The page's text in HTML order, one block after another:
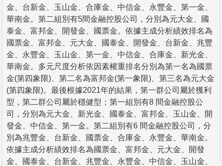
金、台新金、玉山金、合庫金、中信金、永豐金、第一金、
華南金。第二組別有5間金融控股公司，分別為元大金、國
泰金、富邦金、開發金、國票金。依據主成分析績效排名為
國票金、富邦金、元大金、國泰金、開發金、台新金、兆豐
金、永豐金、玉山金、第一金、中信金、合庫金、新光金、
華南金。多元尺度分析依因素權重排名分別為第一名為國票
金(第四象限)、第二名為富邦金(第一象限)、第三名為元大金
(第四象限)。最後根據2021年的結果，第一群公司屬於獲利
型，第二群公司屬於穩健型；第⼀組別有8 間金融控股公
司，分別為元大金、新光金、國泰金、富邦金、玉山金、開
發金、中信金、第一金。第二組別有6 間金融控股公司，分
別為兆豐金、台新金、國票金、合庫金、永豐金、華南金。
依據主成分析績效排名為國票金、富邦金、元大金、開發
金、國泰金、台新金、兆豐金、永豐金、中信金、玉山金、